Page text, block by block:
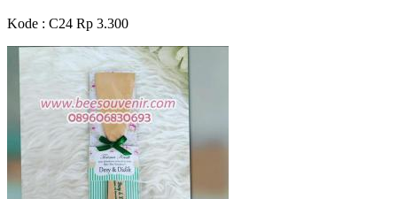
Kode : C24 Rp 3.300